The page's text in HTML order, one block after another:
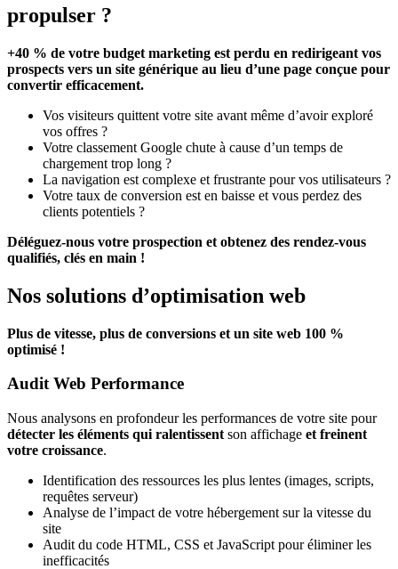
propulser ?
+40 % de votre budget marketing est perdu en redirigeant vos
prospects vers un site générique au lieu d’une page conçue pour
convertir efficacement.
Vos visiteurs quittent votre site avant même d’avoir exploré
vos offres ?
Votre classement Google chute à cause d’un temps de
chargement trop long ?
La navigation est complexe et frustrante pour vos utilisateurs ?
Votre taux de conversion est en baisse et vous perdez des
clients potentiels ?
Déléguez-nous votre prospection et obtenez des rendez-vous
qualifiés, clés en main !
Nos solutions d’optimisation web
Plus de vitesse, plus de conversions et un site web 100 %
optimisé !
Audit Web Performance
Nous analysons en profondeur les performances de votre site pour
détecter les éléments qui ralentissent son affichage et freinent
votre croissance.
Identification des ressources les plus lentes (images, scripts,
requêtes serveur)
Analyse de l’impact de votre hébergement sur la vitesse du
site
Audit du code HTML, CSS et JavaScript pour éliminer les
inefficacités